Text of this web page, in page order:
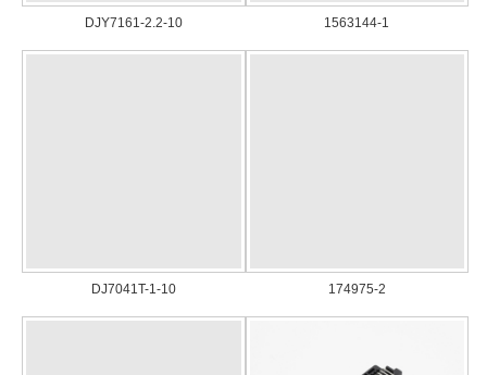
DJY7161-2.2-10 1563144-1
DJ7041T-1-10 174975-2